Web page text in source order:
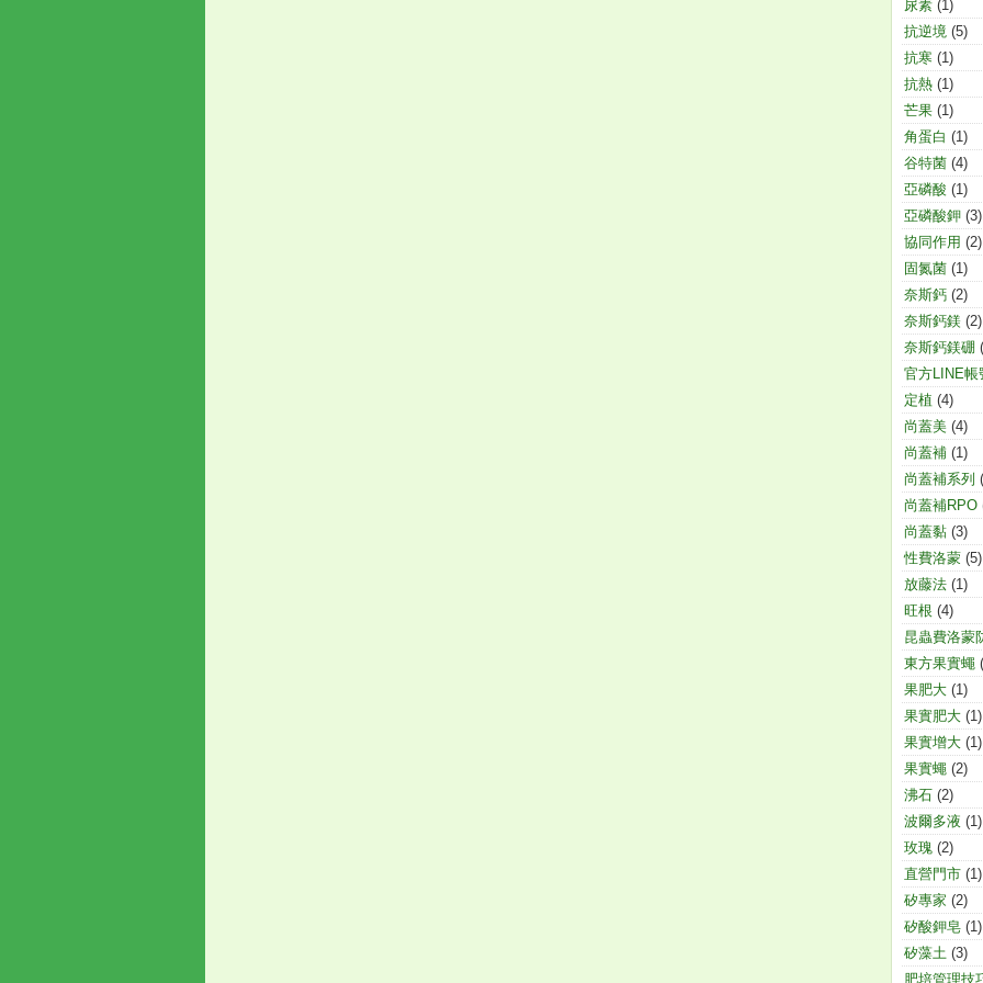
尿素 (1)
抗逆境 (5)
抗寒 (1)
抗熱 (1)
芒果 (1)
角蛋白 (1)
谷特菌 (4)
亞磷酸 (1)
亞磷酸鉀 (3)
協同作用 (2)
固氮菌 (1)
奈斯鈣 (2)
奈斯鈣鎂 (2)
奈斯鈣鎂硼
官方LINE帳
定植 (4)
尚蓋美 (4)
尚蓋補 (1)
尚蓋補系列
尚蓋補RPO
尚蓋黏 (3)
性費洛蒙 (5)
放藤法 (1)
旺根 (4)
昆蟲費洛蒙
東方果實蠅
果肥大 (1)
果實肥大 (1)
果實增大 (1)
果實蠅 (2)
沸石 (2)
波爾多液 (1)
玫瑰 (2)
直營門市 (1)
矽專家 (2)
矽酸鉀皂 (1)
矽藻土 (3)
肥培管理技